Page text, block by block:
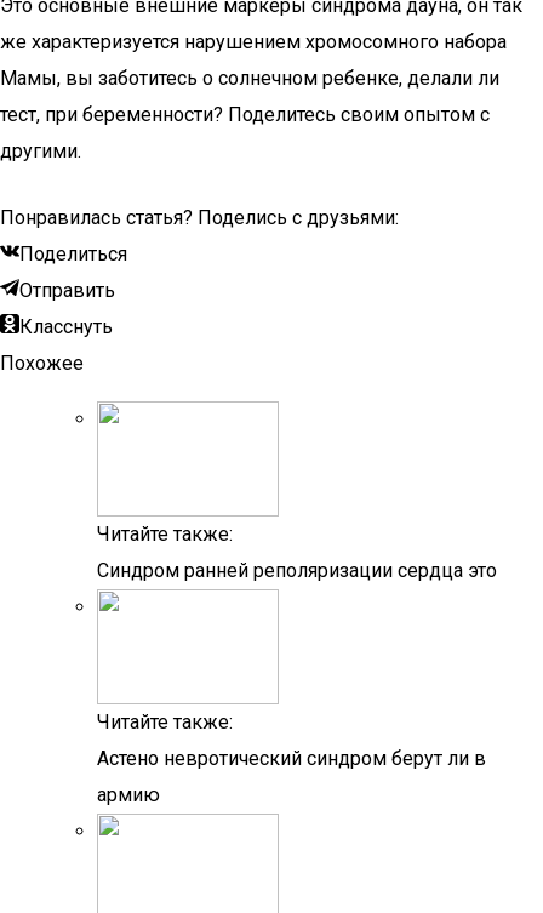
Это основные внешние маркеры синдрома дауна, он так
же характеризуется нарушением хромосомного набора
Мамы, вы заботитесь о солнечном ребенке, делали ли
тест, при беременности? Поделитесь своим опытом с
другими.
Понравилась статья? Поделись с друзьями:
Поделиться
Отправить
Класснуть
Похожее
Читайте также:
Синдром ранней реполяризации сердца это
Читайте также:
Астено невротический синдром берут ли в
армию